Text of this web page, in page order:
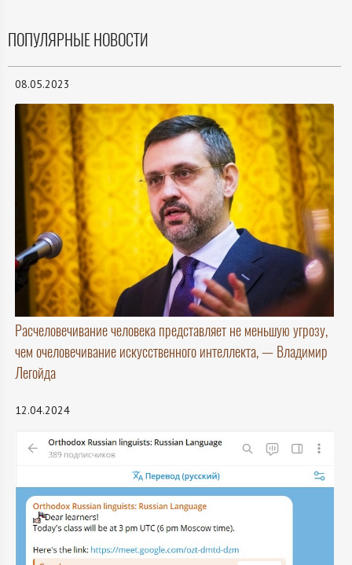
ПОПУЛЯРНЫЕ НОВОСТИ
08.05.2023
Расчеловечивание человека представляет не меньшую угрозу,
чем очеловечивание искусственного интеллекта, — Владимир
Легойда
12.04.2024